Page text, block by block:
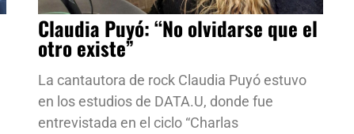
Claudia Puyó: “No olvidarse que el
otro existe”
La cantautora de rock Claudia Puyó estuvo
en los estudios de DATA.U, donde fue
entrevistada en el ciclo “Charlas